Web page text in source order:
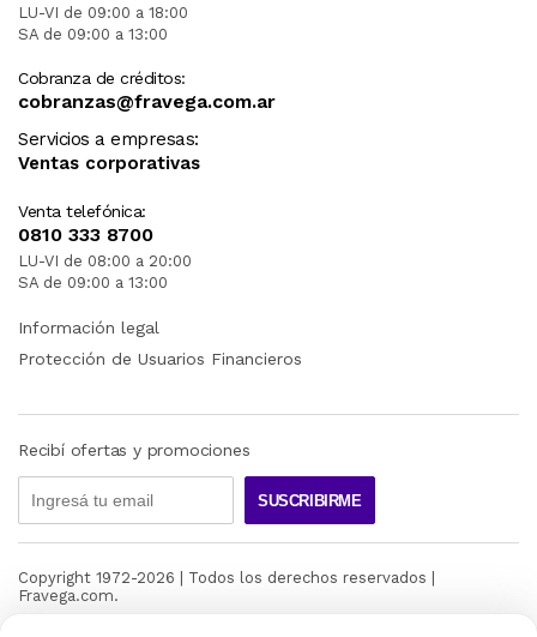
LU-VI de 09:00 a 18:00
SA de 09:00 a 13:00
Cobranza de créditos:
cobranzas@fravega.com.ar
Servicios a empresas:
Ventas corporativas
Venta telefónica:
0810 333 8700
LU-VI de 08:00 a 20:00
SA de 09:00 a 13:00
Información legal
Protección de Usuarios Financieros
Recibí ofertas y promociones
SUSCRIBIRME
Copyright 1972-2026 | Todos los derechos reservados |
Fravega.com.